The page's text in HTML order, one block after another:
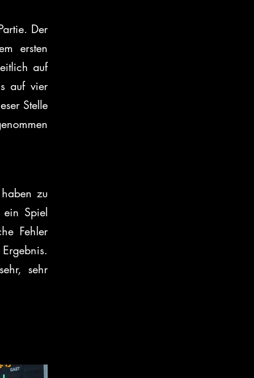
Der
ersten
auf
auf vier
Stelle
zu
Spiel
Fehler
sehr